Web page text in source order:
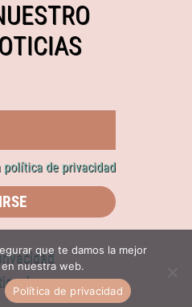
política de privacidad
de compras
que te damos la mejor
nuestra web.
Política de privacidad